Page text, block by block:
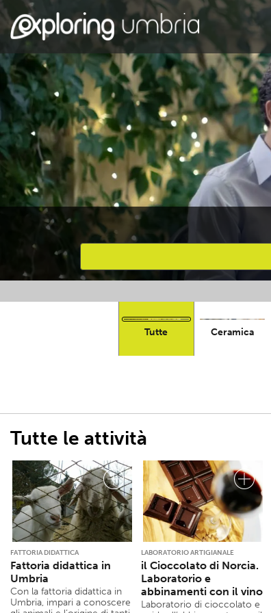
Attività preferite
Tutte Ceramica
Tutte le attività
FATTORIA DIDATTICA
Fattoria didattica in
Umbria
Con la fattoria didattica in
Umbria, impari a conoscere
LABORATORIO ARTIGIANALE
il Cioccolato di Norcia.
Laboratorio e
abbinamenti con il vino
Laboratorio di cioccolato e